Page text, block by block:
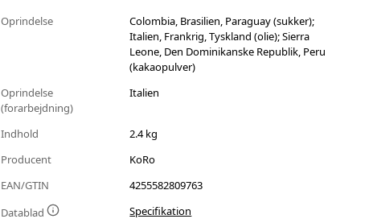
Oprindelse
Colombia, Brasilien, Paraguay (sukker);
Italien, Frankrig, Tyskland (olie); Sierra
Leone, Den Dominikanske Republik, Peru
(kakaopulver)
Oprindelse
(forarbejdning)
Italien
Indhold
2.4 kg
Producent
KoRo
EAN/GTIN
4255582809763
Datablad
Specifikation